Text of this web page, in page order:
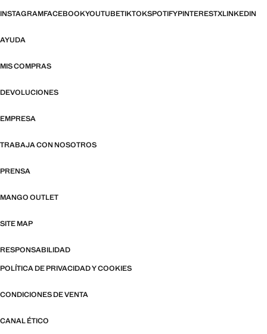
INSTAGRAMFACEBOOKYOUTUBETIKTOKSPOTIFYPINTERESTXLINKEDIN
AYUDA
MIS COMPRAS
DEVOLUCIONES
EMPRESA
TRABAJA CON NOSOTROS
PRENSA
MANGO OUTLET
SITE MAP
RESPONSABILIDAD
POLÍTICA DE PRIVACIDAD Y COOKIES
CONDICIONES DE VENTA
CANAL ÉTICO